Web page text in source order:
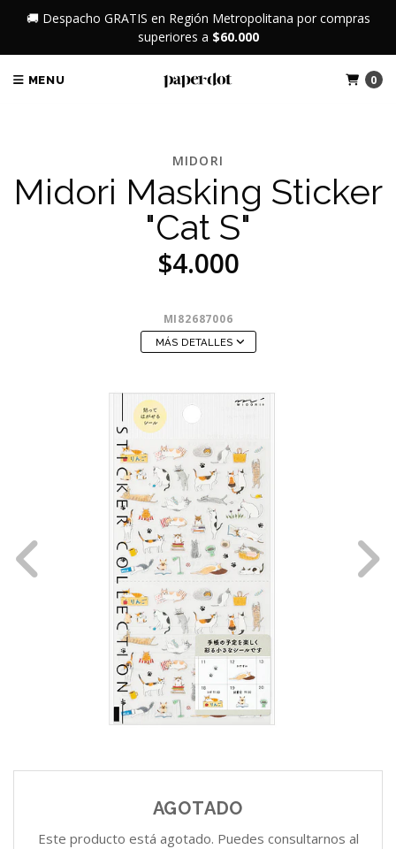
🚚 Despacho GRATIS en Región Metropolitana por compras
superiores a $60.000
MENU 0
MIDORI
Midori Masking Sticker
"Cat S"
$4.000
MI82687006
MÁS DETALLES
AGOTADO
Este producto está agotado. Puedes consultarnos al